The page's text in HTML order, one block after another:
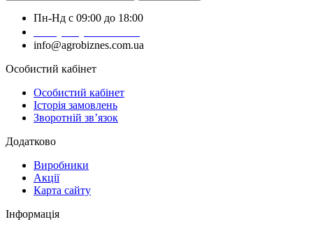
Пн-Нд с 09:00 до 18:00
info@agrobiznes.com.ua
Особистий кабінет
Особистий кабінет
Історія замовлень
Зворотній зв’язок
Додатково
Виробники
Акції
Карта сайту
Інформація